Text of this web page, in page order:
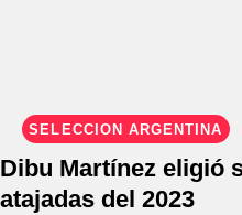
SELECCIÓN ARGENTINA
Dibu Martínez eligió
atajadas del 2023